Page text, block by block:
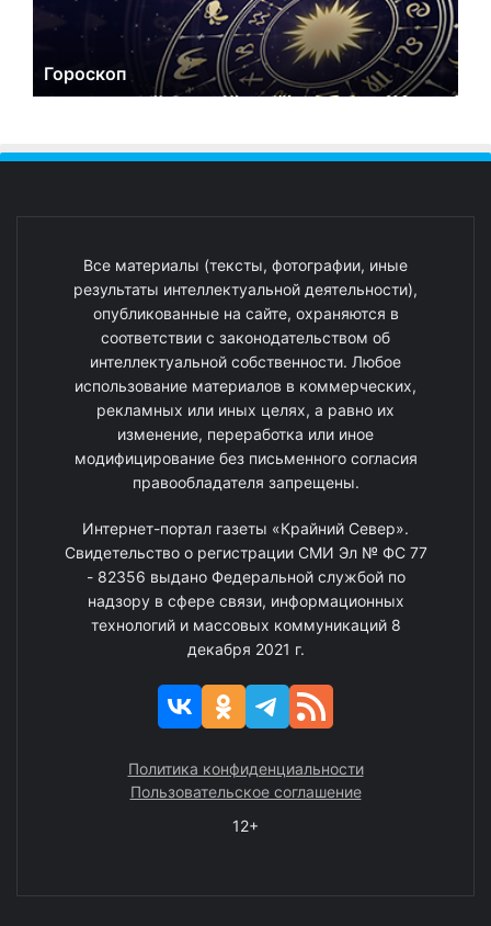
Гороскоп
Все материалы (тексты, фотографии, иные
результаты интеллектуальной деятельности),
опубликованные на сайте, охраняются в
соответствии с законодательством об
интеллектуальной собственности. Любое
использование материалов в коммерческих,
рекламных или иных целях, а равно их
изменение, переработка или иное
модифицирование без письменного согласия
правообладателя запрещены.
Интернет-портал газеты «Крайний Север».
Свидетельство о регистрации СМИ Эл № ФС 77
- 82356 выдано Федеральной службой по
надзору в сфере связи, информационных
технологий и массовых коммуникаций 8
декабря 2021 г.
Политика конфиденциальности
Пользовательское соглашение
12+